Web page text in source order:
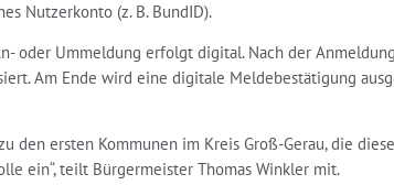
Nutzerkonto (z. B. BundID).
oder Ummeldung erfolgt digital. Nach der
Am Ende wird eine digitale Meldebestätigung
den ersten Kommunen im Kreis Groß-Gerau, die
ein“, teilt Bürgermeister Thomas Winkler mit.